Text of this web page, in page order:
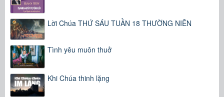
Lời Chúa THỨ SÁU TUẦN 18 THƯỜNG NIÊN
Tình yêu muôn thuở
Khi Chúa thinh lặng